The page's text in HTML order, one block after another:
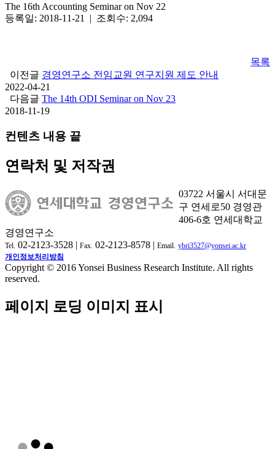
The 16th Accounting Seminar on Nov 22
등록일: 2018-11-21 | 조회수: 2,094
목록
이전글 경영연구소 전임교원 연구지원 제도 안내
2022-04-21
다음글 The 14th ODI Seminar on Nov 23
2018-11-19
컨텐츠 내용 끝
연락처 및 저작권
03722 서울시 서대문
구 연세로50 경영관
406-6호 연세대학교
경영연구소
Tel. 02-2123-3528 | Fax. 02-2123-8578 | Email. ybri3527@yonsei.ac.kr
개인정보처리방침
Copyright © 2016 Yonsei Business Research Institute. All rights
reserved.
페이지 로딩 이미지 표시